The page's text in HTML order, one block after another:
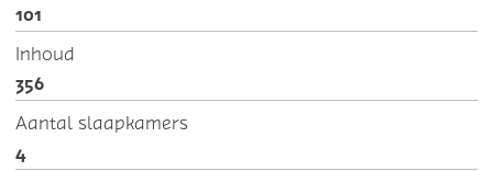
101
Inhoud
356
Aantal slaapkamers
4